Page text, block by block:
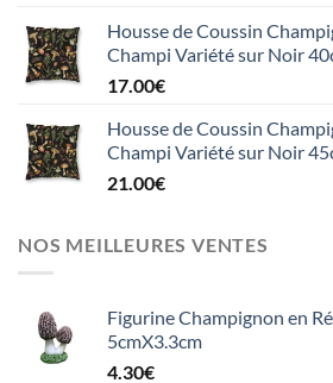
Housse de Coussin
Champi Variété sur Noir
17.00€
Housse de Coussin
Champi Variété sur Noir
21.00€
NOS MEILLEURES VENTES
Figurine Champignon en
5cmX3.3cm
4.30€